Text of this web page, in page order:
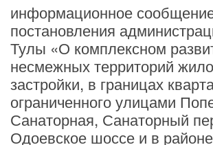
информационное
постановления
Тулы «О комплексном
несмежных территорий
застройки, в границах
ограниченного улицами
Санаторная, Санаторный
Одоевское шоссе и в